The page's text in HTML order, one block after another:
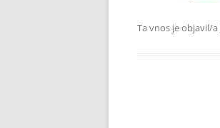
Ta vnos je objavil/a